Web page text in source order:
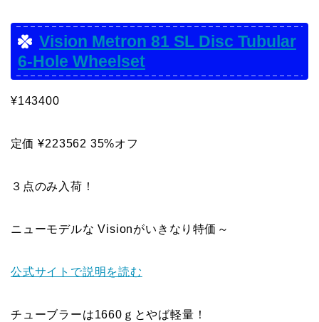
Vision Metron 81 SL Disc Tubular
6-Hole Wheelset
¥143400
定価 ¥223562 35%オフ
３点のみ入荷！
ニューモデルな Visionがいきなり特価～
公式サイトで説明を読む
チューブラーは1660ｇとやば軽量！